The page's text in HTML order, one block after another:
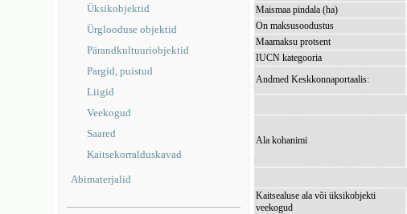
Üksikobjektid
Ürglooduse objektid
Pärandkultuuriobjektid
Pargid, puistud
Liigid
Veekogud
Saared
Kaitsekorralduskavad
Abimaterjalid
Maismaa pindala (ha)
On maksusoodustus
Maamaksu protsent
IUCN kategooria
Andmed Keskkonnaportaalis:
Ala kohanimi
Kaitsealuse ala või üksikobjekti
veekogud